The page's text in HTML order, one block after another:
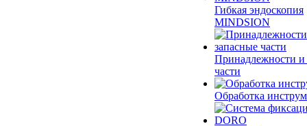
Гибкая эндоскопия
MINDSION
Принадлежности и
части
Обработка